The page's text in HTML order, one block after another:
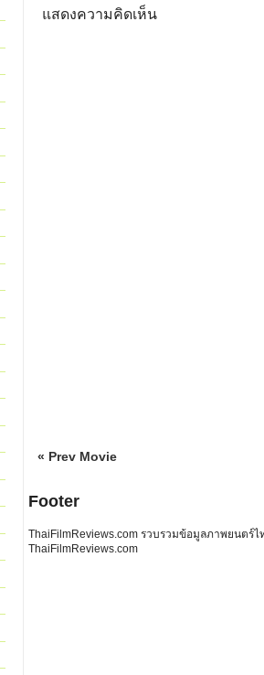
แสดงความคิดเห็น
« Prev Movie
Footer
ThaiFilmReviews.com รวบรวมข้อมูลภาพยนตร์
ThaiFilmReviews.com